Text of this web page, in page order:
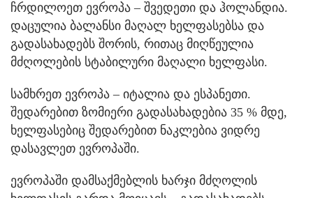
ჩრდილოეთ ევროპა – შვედეთი და ჰოლანდია.
დაცულია ბალანსი მაღალ ხელფასებსა და
გადასახადებს შორის, რითაც მიღწეულია
მძღოლების სტაბილური მაღალი ხელფასი.
სამხრეთ ევროპა – იტალია და ესპანეთი.
შედარებით ზომიერი გადასახადებია 35 % მდე,
ხელფასებიც შედარებით ნაკლებია ვიდრე
დასავლეთ ევროპაში.
ევროპაში დამსაქმებლის ხარჯი მძღოლის